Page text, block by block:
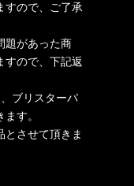
すので、ご了承
題があった商
すので、下記返
ブリスターパ
す。
させて頂きま